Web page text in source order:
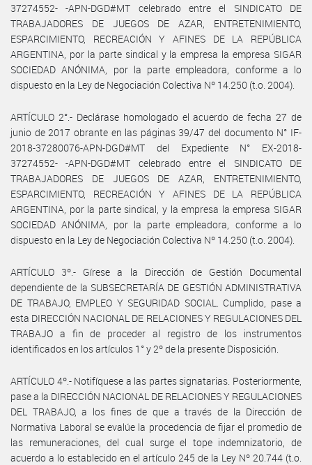
37274552- -APN-DGD#MT celebrado entre el SINDICATO DE
TRABAJADORES DE JUEGOS DE AZAR, ENTRETENIMIENTO,
ESPARCIMIENTO, RECREACIÓN Y AFINES DE LA REPÚBLICA
ARGENTINA, por la parte sindical y la empresa la empresa SIGAR
SOCIEDAD ANÓNIMA, por la parte empleadora, conforme a lo
dispuesto en la Ley de Negociación Colectiva Nº 14.250 (t.o. 2004).
ARTÍCULO 2°.- Declárase homologado el acuerdo de fecha 27 de
junio de 2017 obrante en las páginas 39/47 del documento N° IF-
2018-37280076-APN-DGD#MT del Expediente N° EX-2018-
37274552- -APN-DGD#MT celebrado entre el SINDICATO DE
TRABAJADORES DE JUEGOS DE AZAR, ENTRETENIMIENTO,
ESPARCIMIENTO, RECREACIÓN Y AFINES DE LA REPÚBLICA
ARGENTINA, por la parte sindical, y la empresa la empresa SIGAR
SOCIEDAD ANÓNIMA, por la parte empleadora, conforme a lo
dispuesto en la Ley de Negociación Colectiva Nº 14.250 (t.o. 2004).
ARTÍCULO 3º.- Gírese a la Dirección de Gestión Documental
dependiente de la SUBSECRETARÍA DE GESTIÓN ADMINISTRATIVA
DE TRABAJO, EMPLEO Y SEGURIDAD SOCIAL. Cumplido, pase a
esta DIRECCIÓN NACIONAL DE RELACIONES Y REGULACIONES DEL
TRABAJO a fin de proceder al registro de los instrumentos
identificados en los artículos 1° y 2º de la presente Disposición.
ARTÍCULO 4º.- Notifíquese a las partes signatarias. Posteriormente,
pase a la DIRECCIÓN NACIONAL DE RELACIONES Y REGULACIONES
DEL TRABAJO, a los fines de que a través de la Dirección de
Normativa Laboral se evalúe la procedencia de fijar el promedio de
las remuneraciones, del cual surge el tope indemnizatorio, de
acuerdo a lo establecido en el artículo 245 de la Ley Nº 20.744 (t.o.